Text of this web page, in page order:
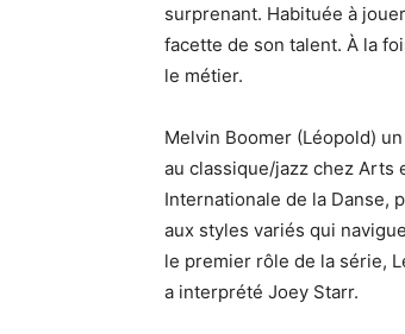
surprenant. Habituée à
facette de son talent. À la
le métier.
Melvin Boomer (Léopold)
au classique/jazz chez Arts
Internationale de la Danse,
aux styles variés qui
le premier rôle de la série,
a interprété Joey Starr.